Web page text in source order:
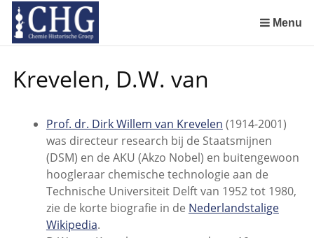
links
over
naar
de
Spring
naar
het
menu
Menu
Krevelen, D.W. van
Prof. dr. Dirk Willem van Krevelen (1914-2001)
was directeur research bij de Staatsmijnen
(DSM) en de AKU (Akzo Nobel) en buitengewoon
hoogleraar chemische technologie aan de
Technische Universiteit Delft van 1952 tot 1980,
zie de korte biografie in de Nederlandstalige
Wikipedia.